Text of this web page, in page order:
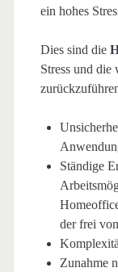
ein hohes
Dies sind die
Stress und die
Ständige
der frei
Zunahme